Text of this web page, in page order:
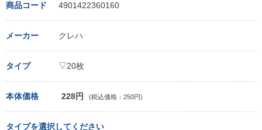
商品コード 4901422360160
メーカー クレハ
タイプ ▽20枚
本体価格 228円 (税込価格：250円)
タイプを選択してください